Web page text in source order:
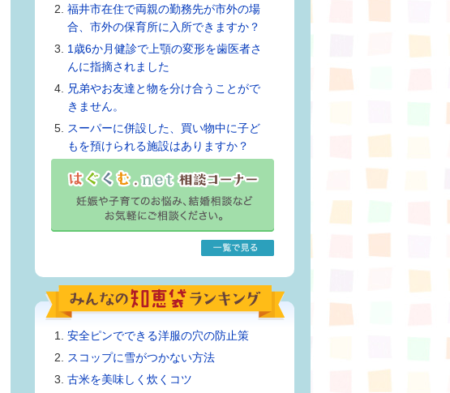
福井市在住で両親の勤務先が市外の場
合、市外の保育所に入所できますか？
1歳6か月健診で上顎の変形を歯医者さ
んに指摘されました
兄弟やお友達と物を分け合うことがで
きません。
スーパーに併設した、買い物中に子ど
もを預けられる施設はありますか？
安全ピンでできる洋服の穴の防止策
スコップに雪がつかない方法
古米を美味しく炊くコツ